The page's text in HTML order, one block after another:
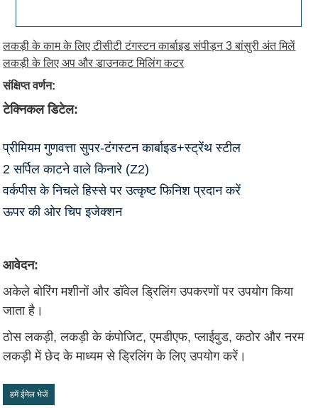
लकड़ी के काम के लिए टीसीटी टंगस्टन कार्बाइड संपीड़न 3 बांसुरी अंत मिलें
लकड़ी के लिए अप और डाउनकट मिलिंग कटर
संक्षिप्त वर्णन:
टेक्निकल डिटेल:
प्रीमियम गुणवत्ता सुपर-टंगस्टन कार्बाइड+स्ट्रेंथ स्टील
2 सर्पिल काटने वाले किनारे (Z2)
वर्कपीस के निचले हिस्से पर उत्कृष्ट फिनिश प्रदान करें
ऊपर की ओर चिप इजेक्शन
आवेदन:
अकेले बोरिंग मशीनों और डॉवेल ड्रिलिंग उपकरणों पर उपयोग किया
जाता है।
ठोस लकड़ी, लकड़ी के कंपोजिट, एमडीएफ, प्लाईवुड, कठोर और नरम
लकड़ी में छेद के माध्यम से ड्रिलिंग के लिए उपयोग करें।
हमें ईमेल भेजें